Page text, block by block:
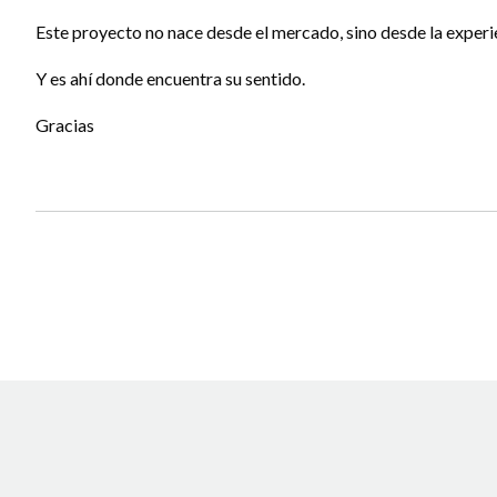
Este proyecto no nace desde el mercado, sino desde la
Y es ahí donde encuentra su sentido.
Gracias